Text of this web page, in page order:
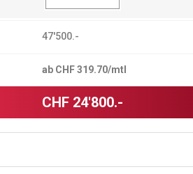
47'500.-
ab CHF319.70/mtl
CHF 24'800.-